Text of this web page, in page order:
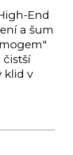
End
a šum
čistší
klid v